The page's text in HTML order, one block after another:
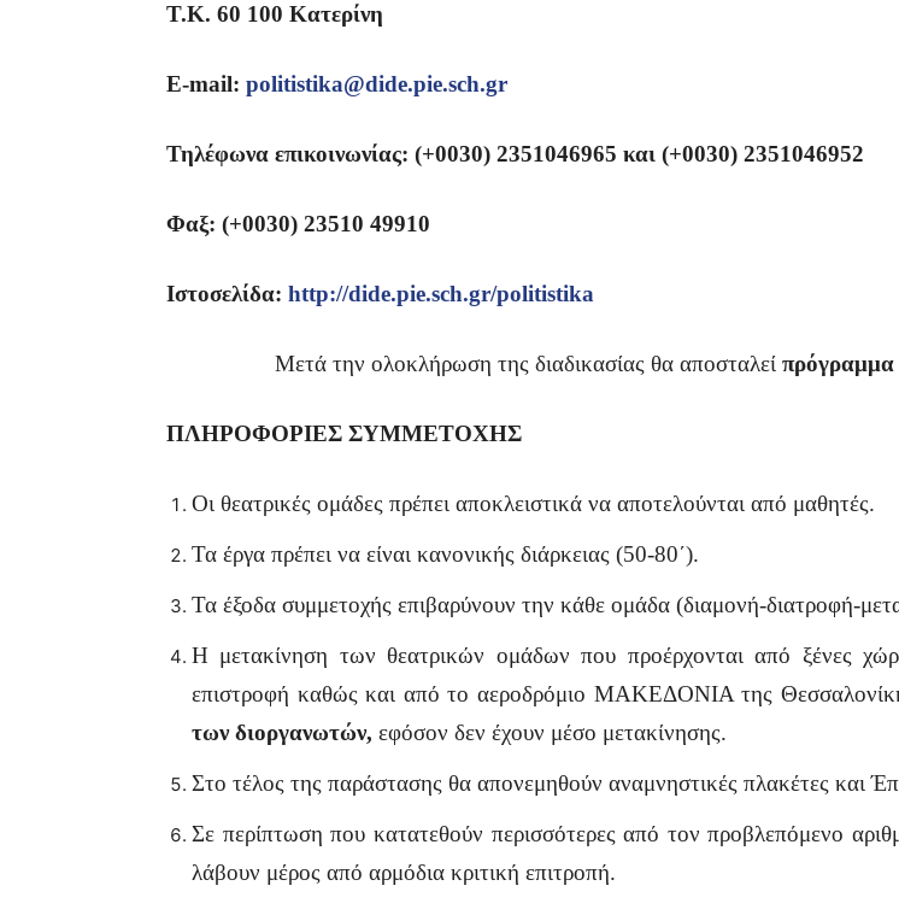
Τ.Κ. 60 100 Κατερίνη
E-mail: politistika@dide.pie.sch.gr
Τηλέφωνα επικοινωνίας: (+0030) 2351046965 και (+0030) 2351046952
Φαξ: (+0030) 23510 49910
Ιστοσελίδα: http://dide.pie.sch.gr/politistika
Μετά την ολοκλήρωση της διαδικασίας θα αποσταλεί
ΠΛΗΡΟΦΟΡΙΕΣ ΣΥΜΜΕΤΟΧΗΣ
Οι θεατρικές ομάδες πρέπει αποκλειστικά να αποτελούνται από μαθητές.
Τα έργα πρέπει να είναι κανονικής διάρκειας (50-80΄).
Τα έξοδα συμμετοχής επιβαρύνουν την κάθε ομάδα (διαμονή-διατροφή-
Η μετακίνηση των θεατρικών ομάδων που προέρχονται από ξένες
επιστροφή καθώς και από το αεροδρόμιο ΜΑΚΕΔΟΝΙΑ της
των διοργανωτών, εφόσον δεν έχουν μέσο μετακίνησης.
Στο τέλος της παράστασης θα απονεμηθούν αναμνηστικές πλακέτες και
Σε περίπτωση που κατατεθούν περισσότερες από τον προβλεπόμενο
λάβουν μέρος από αρμόδια κριτική επιτροπή.